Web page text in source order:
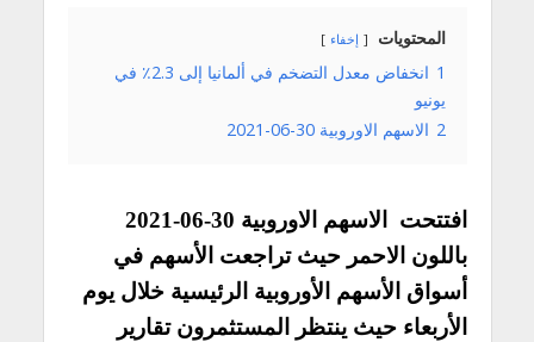
المحتويات إخفاء
1
انخفاض معدل التضخم في ألمانيا إلى 2.3٪ في
يونيو
2 الاسهم الاوروبية 30-06-2021
افتتحت الاسهم الاوروبية 30-06-2021
باللون الاحمر حيث تراجعت الأسهم في
أسواق الأسهم الأوروبية الرئيسية خلال يوم
الأربعاء حيث ينتظر المستثمرون تقارير